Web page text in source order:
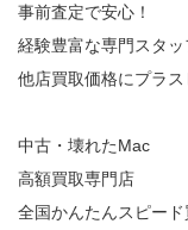
事前査定で安心！
経験豊富な専門スタッ
他店買取価格にプラス
中古・壊れたMac
高額買取専門店
全国かんたんスピード